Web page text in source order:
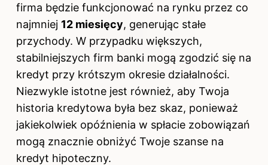
firma będzie funkcjonować na rynku przez co
najmniej 12 miesięcy, generując stałe
przychody. W przypadku większych,
stabilniejszych firm banki mogą zgodzić się na
kredyt przy krótszym okresie działalności.
Niezwykle istotne jest również, aby Twoja
historia kredytowa była bez skaz, ponieważ
jakiekolwiek opóźnienia w spłacie zobowiązań
mogą znacznie obniżyć Twoje szanse na
kredyt hipoteczny.